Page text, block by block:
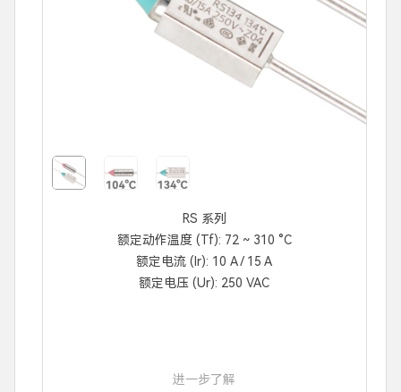
RS 系列
额定动作温度 (Tf): 72 ~ 310 °C
额定电流 (Ir): 10 A / 15 A
额定电压 (Ur): 250 VAC
进一步了解